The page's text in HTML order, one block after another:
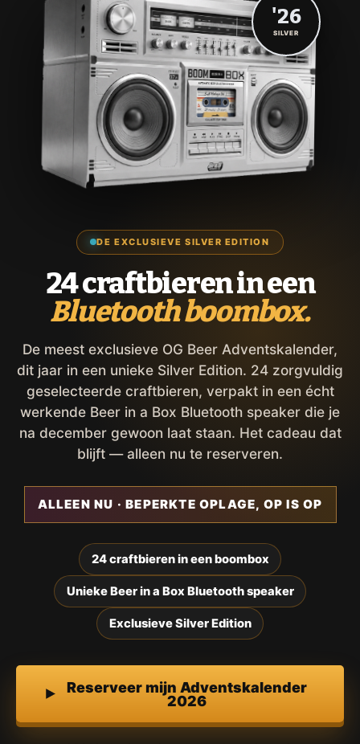
DE EXCLUSIEVE SILVER EDITION
24 craftbieren in een
Bluetooth boombox.
De meest exclusieve OG Beer Adventskalender,
dit jaar in een unieke Silver Edition. 24 zorgvuldig
geselecteerde craftbieren, verpakt in een écht
werkende Beer in a Box Bluetooth speaker die je
na december gewoon laat staan. Het cadeau dat
blijft — alleen nu te reserveren.
ALLEEN NU · BEPERKTE OPLAGE, OP IS OP
24 craftbieren in een boombox
Unieke Beer in a Box Bluetooth speaker
Exclusieve Silver Edition
Reserveer mijn Adventskalender
2026
'26
SILVER